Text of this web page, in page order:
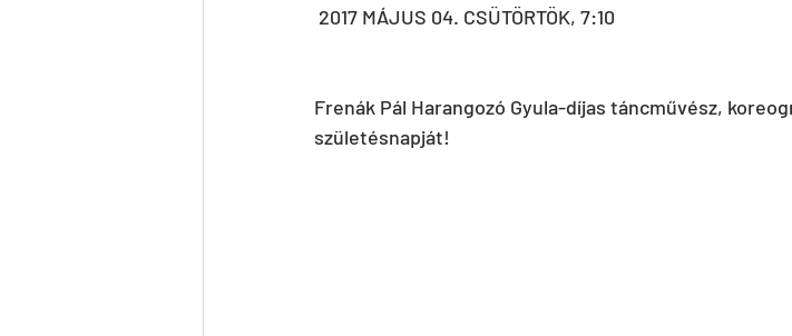
2017 MÁJUS 04. CSÜTÖRTÖK, 7:10
Frenák Pál Harangozó Gyula-díjas táncművész,
születésnapját!